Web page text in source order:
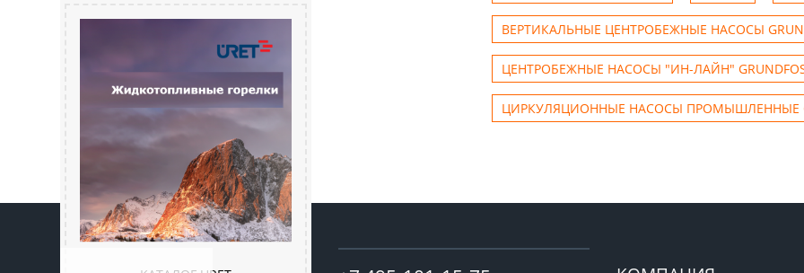
ВЕРТИКАЛЬНЫЕ ЦЕНТРОБЕЖНЫЕ НАСОСЫ
ЦЕНТРОБЕЖНЫЕ НАСОСЫ "ИН-ЛАЙН"
ЦИРКУЛЯЦИОННЫЕ НАСОСЫ ПРОМЫШЛЕННЫЕ